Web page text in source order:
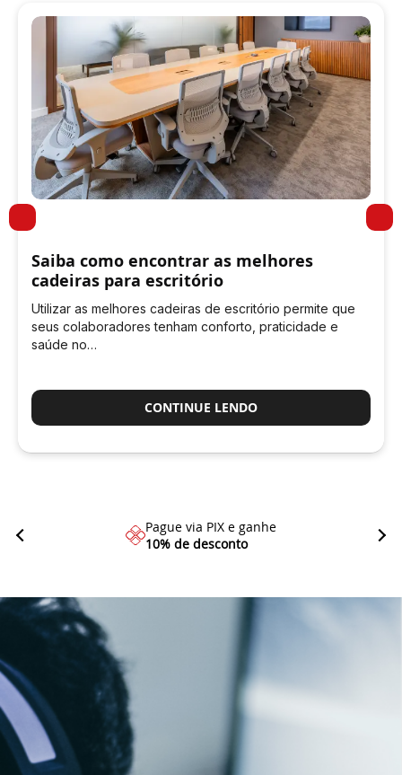
Saiba como encontrar as melhores
cadeiras para escritório
Utilizar as melhores cadeiras de escritório permite que
seus colaboradores tenham conforto, praticidade e
saúde no…
CONTINUE LENDO
Pague via PIX e ganhe
10% de desconto